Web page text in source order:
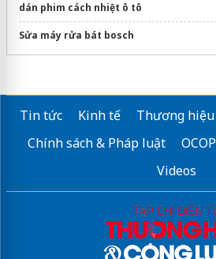
dán phim cách nhiệt ô tô
Sửa máy rửa bát bosch
Tin tức Kinh tế Thương hiệu
Chính sách & Pháp luật
OCOP
Videos